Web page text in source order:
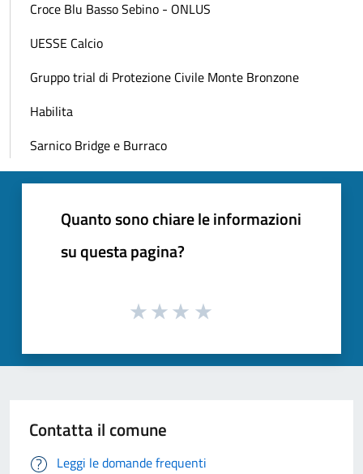
Croce Blu Basso Sebino - ONLUS
UESSE Calcio
Gruppo trial di Protezione Civile Monte Bronzone
Habilita
Sarnico Bridge e Burraco
Quanto sono chiare le informazioni
su questa pagina?
Contatta il comune
Leggi le domande frequenti